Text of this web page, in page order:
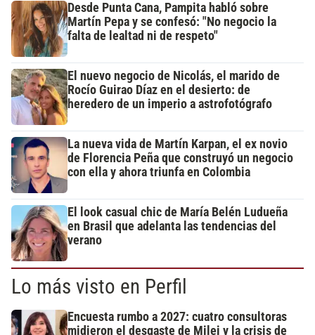
Desde Punta Cana, Pampita habló sobre
Martín Pepa y se confesó: "No negocio la
falta de lealtad ni de respeto"
El nuevo negocio de Nicolás, el marido de
Rocío Guirao Díaz en el desierto: de
heredero de un imperio a astrofotógrafo
La nueva vida de Martín Karpan, el ex novio
de Florencia Peña que construyó un negocio
con ella y ahora triunfa en Colombia
El look casual chic de María Belén Ludueña
en Brasil que adelanta las tendencias del
verano
Lo más visto en Perfil
Encuesta rumbo a 2027: cuatro consultoras
midieron el desgaste de Milei y la crisis de